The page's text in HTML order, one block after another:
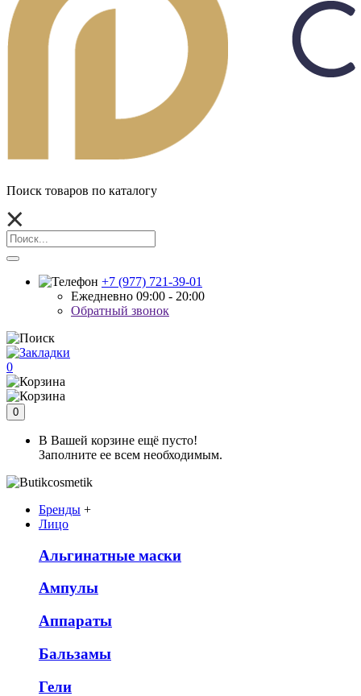
Поиск товаров по каталогу
+7 (977) 721-39-01
Ежедневно 09:00 - 20:00
Обратный звонок
0
0
В Вашей корзине ещё пусто!
Заполните ее всем необходимым.
Бренды +
Лицо
Альгинатные маски
Ампулы
Аппараты
Бальзамы
Гели